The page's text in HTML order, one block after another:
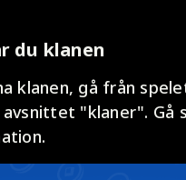
du klanen
klanen, gå från
"klaner". Gå